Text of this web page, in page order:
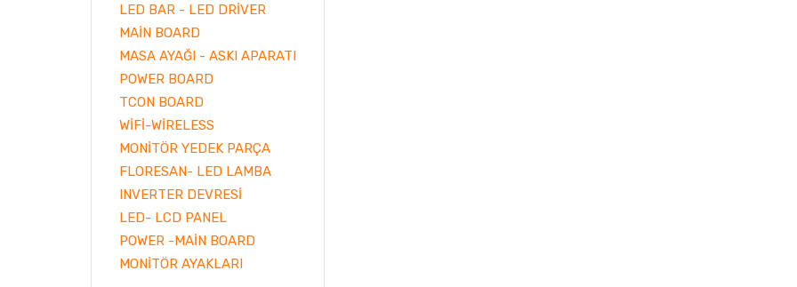
LED BAR - LED DRİVER
MAİN BOARD
MASA AYAĞI - ASKI APARATI
POWER BOARD
TCON BOARD
WİFİ-WİRELESS
MONİTÖR YEDEK PARÇA
FLORESAN- LED LAMBA
INVERTER DEVRESİ
LED- LCD PANEL
POWER -MAİN BOARD
MONİTÖR AYAKLARI